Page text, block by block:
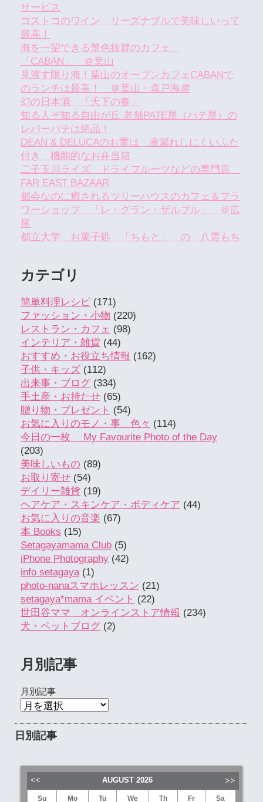
サービス
コストコのワイン リーズナブルで美味しいって
最高！
海を一望できる景色抜群のカフェ
「CABAN」 ＠葉山
見渡す限り海！葉山のオープンカフェCABANで
のランチは最高！ ＠葉山・森戸海岸
幻の日本酒 「天下の春」
知る人ぞ知る自由が丘 老舗PATE屋（パテ屋）の
レバーパテは絶品！
DEAN & DELUCAのお重は 液漏れしにくいふた
付き 機能的なお弁当箱
二子玉川ライズ ドライフルーツなどの専門店
FAR EAST BAZAAR
都会なのに癒されるツリーハウスのカフェ＆フラ
ワーショップ 「レ・グラン・ザルブル」 ＠広
尾
都立大学 お菓子処 「ちもと」 の 八雲もち
カテゴリ
簡単料理レシピ (171)
ファッション・小物 (220)
レストラン・カフェ (98)
インテリア・雑貨 (44)
おすすめ・お役立ち情報 (162)
子供・キッズ (112)
出来事・ブログ (334)
手土産・お持たせ (65)
贈り物・プレゼント (54)
お気に入りのモノ・事 色々 (114)
今日の一枚 My Favourite Photo of the Day
(203)
美味しいもの (89)
お取り寄せ (54)
デイリー雑貨 (19)
ヘアケア・スキンケア・ボディケア (44)
お気に入りの音楽 (67)
本 Books (15)
Setagayamama Club (5)
iPhone Photography (42)
info setagaya(1)
photo-nanaスマホレッスン (21)
setagaya*mama イベント (22)
世田谷ママ オンラインストア情報 (234)
犬・ペットブログ (2)
月別記事
月別記事
日別記事
AUGUST 2026
Su Mo Tu We Th Fr Sa